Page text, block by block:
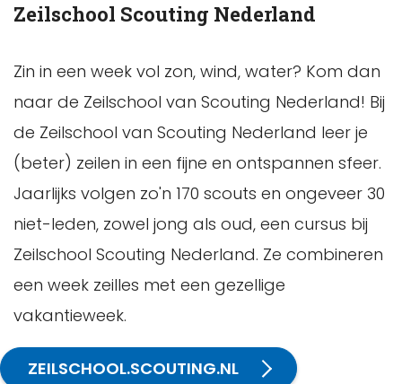
Zeilschool Scouting Nederland
Zin in een week vol zon, wind, water? Kom dan
naar de Zeilschool van Scouting Nederland! Bij
de Zeilschool van Scouting Nederland leer je
(beter) zeilen in een fijne en ontspannen sfeer.
Jaarlijks volgen zo'n 170 scouts en ongeveer 30
niet-leden, zowel jong als oud, een cursus bij
Zeilschool Scouting Nederland. Ze combineren
een week zeilles met een gezellige
vakantieweek.
ZEILSCHOOL.SCOUTING.NL